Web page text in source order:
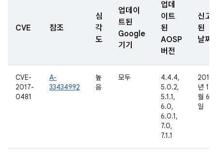
CVE 참조
심
각
도
업데이
트된
Google
기기
업데
이트
된
AOSP
버전
신고
된
날짜
CVE-
2017-
0481
A-
33434992
높
음
모두
4.4.4,
5.0.2,
5.1.1,
6.0,
6.0.1,
7.0,
7.1.1
2016
년 11
월 6
일